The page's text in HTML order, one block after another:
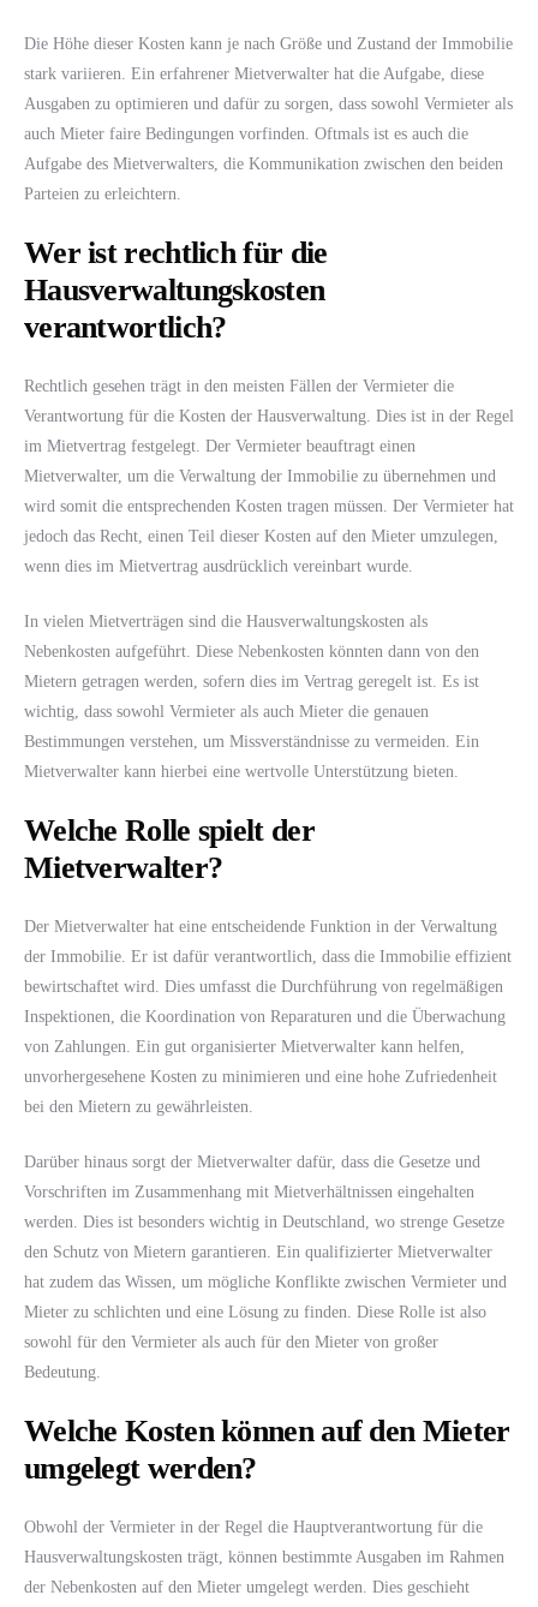
Die Höhe dieser Kosten kann je nach Größe und Zustand der Immobilie
stark variieren. Ein erfahrener Mietverwalter hat die Aufgabe, diese
Ausgaben zu optimieren und dafür zu sorgen, dass sowohl Vermieter als
auch Mieter faire Bedingungen vorfinden. Oftmals ist es auch die
Aufgabe des Mietverwalters, die Kommunikation zwischen den beiden
Parteien zu erleichtern.
Wer ist rechtlich für die
Hausverwaltungskosten
verantwortlich?
Rechtlich gesehen trägt in den meisten Fällen der Vermieter die
Verantwortung für die Kosten der Hausverwaltung. Dies ist in der Regel
im Mietvertrag festgelegt. Der Vermieter beauftragt einen
Mietverwalter, um die Verwaltung der Immobilie zu übernehmen und
wird somit die entsprechenden Kosten tragen müssen. Der Vermieter hat
jedoch das Recht, einen Teil dieser Kosten auf den Mieter umzulegen,
wenn dies im Mietvertrag ausdrücklich vereinbart wurde.
In vielen Mietverträgen sind die Hausverwaltungskosten als
Nebenkosten aufgeführt. Diese Nebenkosten könnten dann von den
Mietern getragen werden, sofern dies im Vertrag geregelt ist. Es ist
wichtig, dass sowohl Vermieter als auch Mieter die genauen
Bestimmungen verstehen, um Missverständnisse zu vermeiden. Ein
Mietverwalter kann hierbei eine wertvolle Unterstützung bieten.
Welche Rolle spielt der
Mietverwalter?
Der Mietverwalter hat eine entscheidende Funktion in der Verwaltung
der Immobilie. Er ist dafür verantwortlich, dass die Immobilie effizient
bewirtschaftet wird. Dies umfasst die Durchführung von regelmäßigen
Inspektionen, die Koordination von Reparaturen und die Überwachung
von Zahlungen. Ein gut organisierter Mietverwalter kann helfen,
unvorhergesehene Kosten zu minimieren und eine hohe Zufriedenheit
bei den Mietern zu gewährleisten.
Darüber hinaus sorgt der Mietverwalter dafür, dass die Gesetze und
Vorschriften im Zusammenhang mit Mietverhältnissen eingehalten
werden. Dies ist besonders wichtig in Deutschland, wo strenge Gesetze
den Schutz von Mietern garantieren. Ein qualifizierter Mietverwalter
hat zudem das Wissen, um mögliche Konflikte zwischen Vermieter und
Mieter zu schlichten und eine Lösung zu finden. Diese Rolle ist also
sowohl für den Vermieter als auch für den Mieter von großer
Bedeutung.
Welche Kosten können auf den Mieter
umgelegt werden?
Obwohl der Vermieter in der Regel die Hauptverantwortung für die
Hausverwaltungskosten trägt, können bestimmte Ausgaben im Rahmen
der Nebenkosten auf den Mieter umgelegt werden. Dies geschieht